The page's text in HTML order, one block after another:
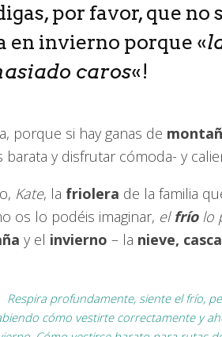
por favor, que no
en invierno porque «
caros«!
porque si hay ganas de
barata y disfrutar cómoda- y
Kate, la friolera de la familia
os lo podéis imaginar, el fríolo
y el invierno – la nieve,